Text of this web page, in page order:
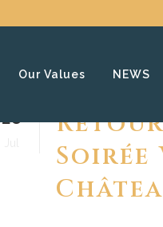
Our Values NEWS
28
Soirée